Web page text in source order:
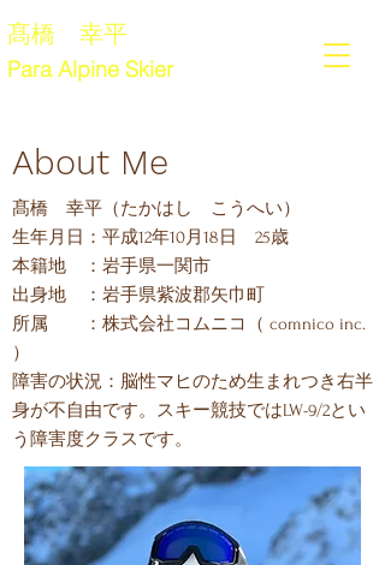
髙橋 幸平
Para Alpine Skier
About Me
髙橋 幸平（たかはし こうへい）
生年月日：平成12年10月18日 25歳
本籍地 ：岩手県一関市
出身地 ：岩手県紫波郡矢巾町
所属 ：株式会社コムニコ（ comnico inc.
）
障害の状況： 脳性マヒのため生まれつき右半
身が不自由です。 スキー競技ではLW-9/2とい
う障害度クラスです。